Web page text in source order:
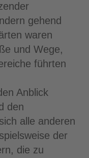
gehend
waren
und Wege,
führten
Anblick
den
alle anderen
der
die zu